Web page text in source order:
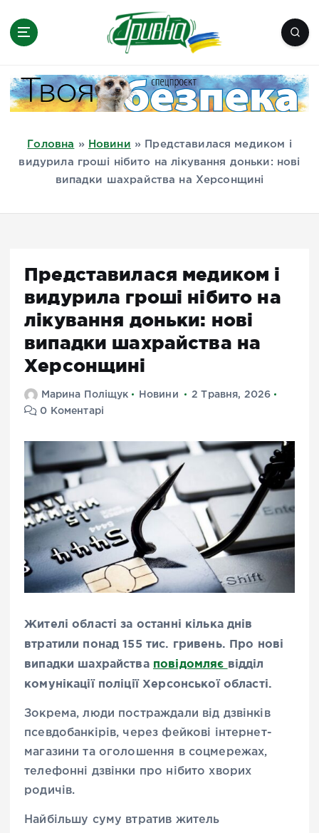
Миколаїв, Одеса, Мелітополь
Головна » Новини »
Представилася медиком і
видурила гроші нібито на лікування доньки: нові
випадки шахрайства на Херсонщині
Представилася медиком і
видурила гроші нібито на
лікування доньки: нові
випадки шахрайства на
Херсонщині
Марина Поліщук Новини
2 Травня, 2026
0 Коментарі
Жителі області за останні кілька днів
втратили понад 155 тис. гривень. Про нові
випадки шахрайства повідомляє відділ
комунікації поліції Херсонської області.
Зокрема, люди постраждали від дзвінків
псевдобанкірів, через фейкові інтернет-
магазини та оголошення в соцмережах,
телефонні дзвінки про нібито хворих
родичів.
Найбільшу суму втратив житель